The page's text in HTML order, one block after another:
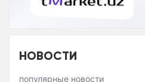
НОВОСТИ
популярные новости